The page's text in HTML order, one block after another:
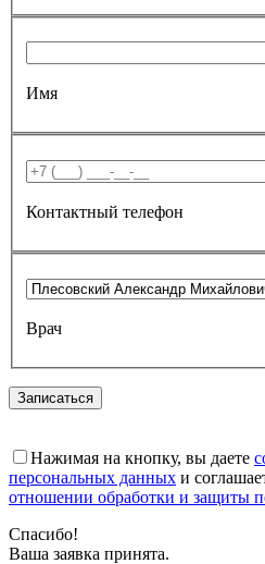
Имя
Контактный телефон
Врач
Записаться
Нажимая на кнопку, вы даете
персональных данных и
отношении обработки и защиты
Спасибо!
Ваша заявка принята.